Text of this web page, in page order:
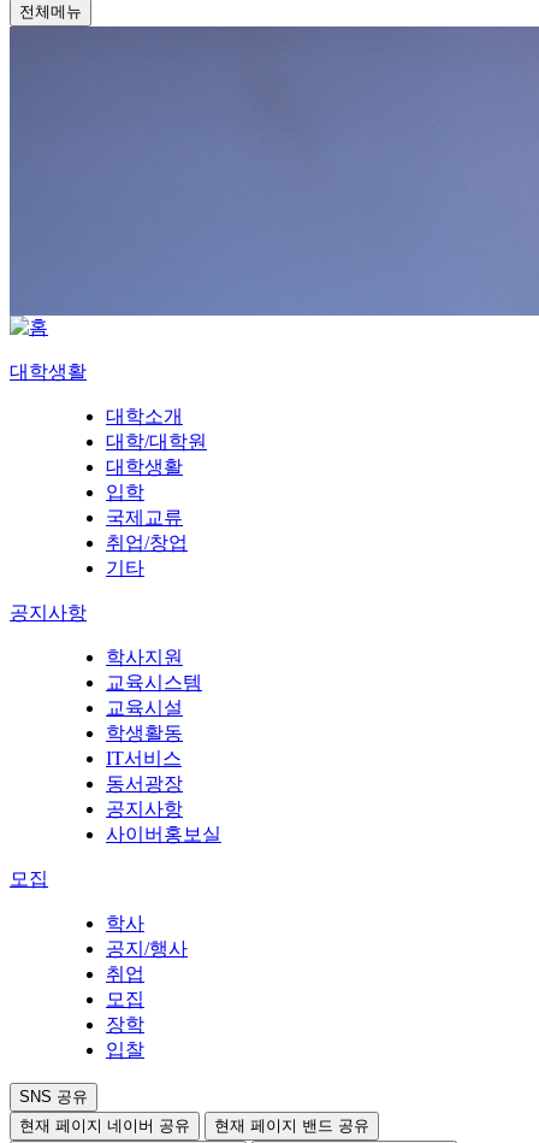
전체메뉴
대학생활
대학소개
대학/대학원
대학생활
입학
국제교류
취업/창업
기타
공지사항
학사지원
교육시스템
교육시설
학생활동
IT서비스
동서광장
공지사항
사이버홍보실
모집
학사
공지/행사
취업
모집
장학
입찰
SNS 공유
현재 페이지 네이버 공유
현재 페이지 밴드 공유